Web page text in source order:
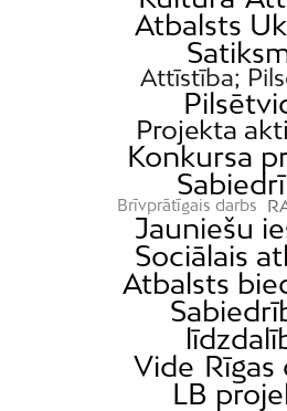
Atbalsts
Attīstība;
Projekta
Konkursa
Brīvprātīgais darbs
Jauniešu
Sociālais
Atbalsts
Vide
LB